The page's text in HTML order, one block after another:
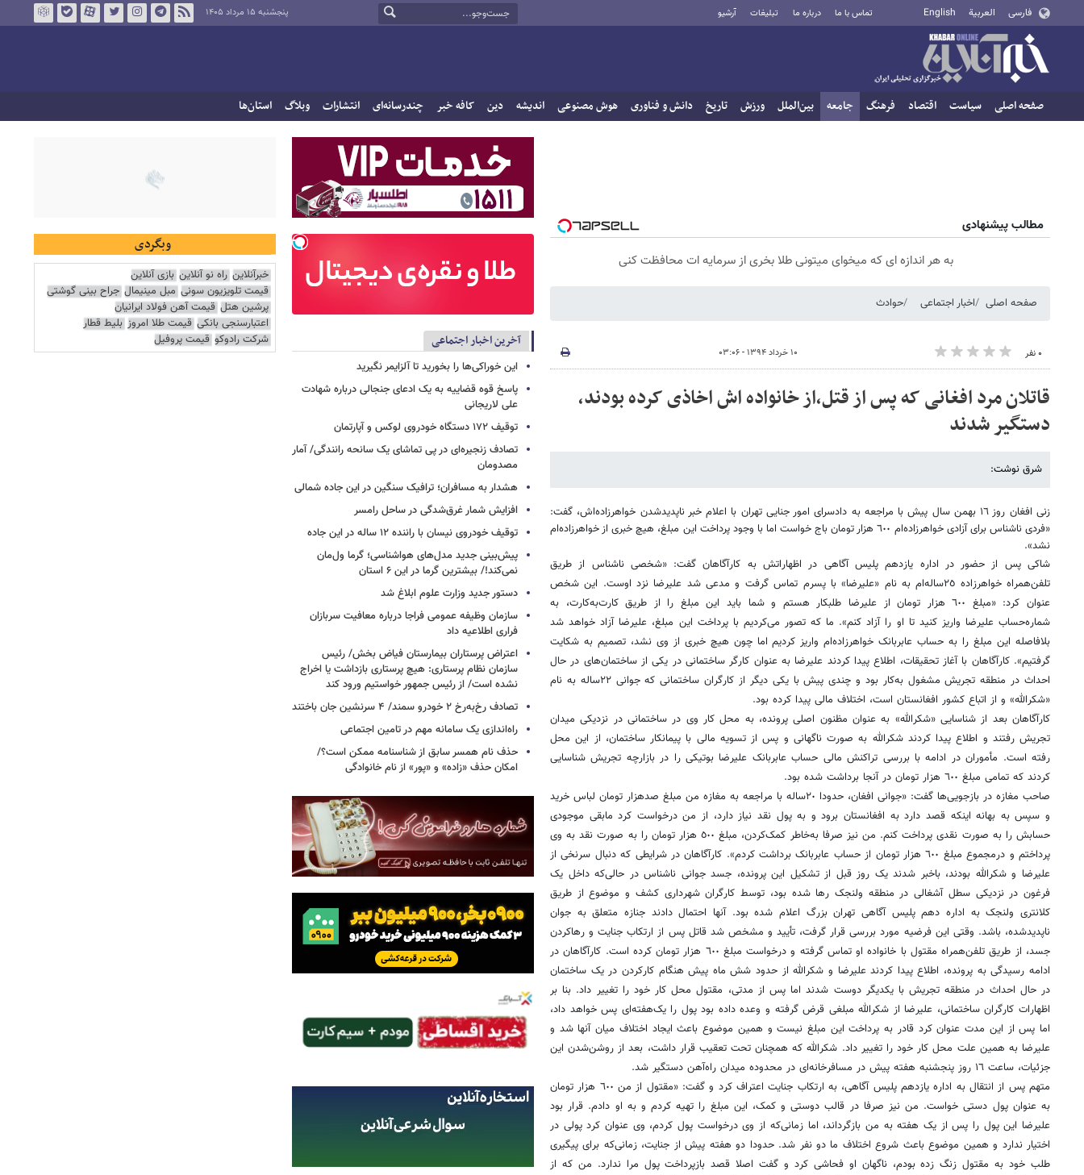
فارسی العربية English تماس با ما درباره ما تبلیغات آرشیو پنجشنبه ۱۵ مرداد ۱۴۰۵
صفحه اصلی سیاست اقتصاد فرهنگ جامعه بین‌الملل ورزش تاریخ دانش و فناوری هوش مصنوعی اندیشه دین کافه خبر چندرسانه‌ای انتشارات وبلاگ استان‌ها
مطالب پیشنهادی
به هر اندازه ای که میخوای میتونی طلا بخری از سرمایه ات محافظت کنی
صفحه اصلی اخبار اجتماعی حوادث
۰ نفر ۱۰ خرداد ۱۳۹۴ - ۰۳:۰۶
قاتلان مرد افغانی که پس از قتل،از خانواده اش اخاذی کرده بودند،
دستگیر شدند
شرق نوشت:
زنی افغان روز ١٦ بهمن سال پیش با مراجعه به دادسرای امور جنایی تهران با اعلام خبر ناپدیدشدن خواهرزاده‌اش، گفت:
«فردی ناشناس برای آزادی خواهرزاده‌ام ٦٠٠ هزار تومان باج خواست اما با وجود پرداخت این مبلغ، هیچ خبری از خواهرزاده‌ام
نشد».
شاکی پس از حضور در اداره یازدهم پلیس آگاهی در اظهاراتش به کارآگاهان گفت: «شخصی ناشناس از طریق
تلفن‌همراه خواهرزاده ٢٥ساله‌ام به نام «علیرضا» با پسرم تماس گرفت و مدعی شد علیرضا نزد اوست. این شخص
عنوان کرد: «مبلغ ٦٠٠ هزار تومان از علیرضا طلبکار هستم و شما باید این مبلغ را از طریق کارت‌به‌کارت، به
شماره‌حساب علیرضا واریز کنید تا او را آزاد کنم». ما که تصور می‌کردیم با پرداخت این مبلغ، علیرضا آزاد خواهد شد
بلافاصله این مبلغ را به حساب عابربانک خواهرزاده‌ام واریز کردیم اما چون هیچ خبری از وی نشد، تصمیم به شکایت
گرفتیم». کارآگاهان با آغاز تحقیقات، اطلاع پیدا کردند علیرضا به عنوان کارگر ساختمانی در یکی از ساختمان‌های در حال
احداث در منطقه تجریش مشغول به‌کار بود و چندی پیش با یکی دیگر از کارگران ساختمانی که جوانی ٢٢ساله به نام
«شکرالله» و از اتباع کشور افغانستان است، اختلاف مالی پیدا کرده بود.
کارآگاهان بعد از شناسایی «شکرالله» به عنوان مظنون اصلی پرونده، به محل کار وی در ساختمانی در نزدیکی میدان
تجریش رفتند و اطلاع پیدا کردند شکرالله به صورت ناگهانی و پس از تسویه مالی با پیمانکار ساختمان، از این محل
رفته است. مأموران در ادامه با بررسی تراکنش مالی حساب عابربانک علیرضا بوتیکی را در بازارچه تجریش شناسایی
کردند که تمامی مبلغ ٦٠٠ هزار تومان در آنجا برداشت شده بود.
صاحب مغازه در بازجویی‌ها گفت: «جوانی افغان، حدودا ٢٠ساله با مراجعه به مغازه من مبلغ صدهزار تومان لباس خرید
و سپس به بهانه اینکه قصد دارد به افغانستان برود و به پول نقد نیاز دارد، از من درخواست کرد مابقی موجودی
حسابش را به صورت نقدی پرداخت کنم. من نیز صرفا به‌خاطر کمک‌کردن، مبلغ ٥٠٠ هزار تومان را به صورت نقد به وی
پرداختم و درمجموع مبلغ ٦٠٠ هزار تومان از حساب عابربانک برداشت کردم». کارآگاهان در شرایطی که دنبال سرنخی از
علیرضا و شکرالله بودند، باخبر شدند یک روز قبل از تشکیل این پرونده، جسد جوانی ناشناس در حالی‌که داخل یک
فرغون در نزدیکی سطل آشغالی در منطقه ولنجک رها شده بود، توسط کارگران شهرداری کشف و موضوع از طریق
کلانتری ولنجک به اداره دهم پلیس آگاهی تهران بزرگ اعلام شده بود. آنها احتمال دادند جنازه متعلق به جوان
ناپدیدشده، باشد. وقتی این فرضیه مورد بررسی قرار گرفت، تأیید و مشخص شد قاتل پس از ارتکاب جنایت و رهاکردن
جسد، از طریق تلفن‌همراه مقتول با خانواده او تماس گرفته و درخواست مبلغ ٦٠٠ هزار تومان کرده است. کارآگاهان در
ادامه رسیدگی به پرونده، اطلاع پیدا کردند علیرضا و شکرالله از حدود شش ماه پیش هنگام کارکردن در یک ساختمان
در حال احداث در منطقه تجریش با یکدیگر دوست شدند اما پس از مدتی، مقتول محل کار خود را تغییر داد. بنا بر
اظهارات کارگران ساختمانی، علیرضا از شکرالله مبلغی قرض گرفته و وعده داده بود پول را یک‌هفته‌ای پس خواهد داد،
اما پس از این مدت عنوان کرد قادر به پرداخت این مبلغ نیست و همین موضوع باعث ایجاد اختلاف میان آنها شد و
علیرضا به همین علت محل کار خود را تغییر داد. شکرالله که همچنان تحت تعقیب قرار داشت، بعد از روشن‌شدن این
جزئیات، ساعت ١٦ روز پنجشنبه هفته پیش در مسافرخانه‌ای در محدوده میدان راه‌آهن دستگیر شد.
متهم پس از انتقال به اداره یازدهم پلیس آگاهی، به ارتکاب جنایت اعتراف کرد و گفت: «مقتول از من ٦٠٠ هزار تومان
به عنوان پول دستی خواست. من نیز صرفا در قالب دوستی و کمک، این مبلغ را تهیه کردم و به او دادم. قرار بود
علیرضا این پول را پس از یک هفته به من بازگرداند، اما زمانی‌که از وی درخواست پول کردم، وی عنوان کرد پولی در
اختیار ندارد و همین موضوع باعث شروع اختلاف ما دو نفر شد. حدودا دو هفته پیش از جنایت، زمانی‌که برای پیگیری
طلب خود به مقتول زنگ زده بودم، ناگهان او فحاشی‌ کرد و گفت اصلا قصد بازپرداخت پول مرا ندارد. من که از
آخرین اخبار اجتماعی
این خوراکی‌ها را بخورید تا آلزایمر نگیرید
پاسخ قوه قضاییه به یک ادعای جنجالی درباره شهادت
علی لاریجانی
توقیف ۱۷۲ دستگاه خودروی لوکس و آپارتمان
تصادف زنجیره‌ای در پی تماشای یک سانحه رانندگی/ آمار
مصدومان
هشدار به مسافران؛ ترافیک سنگین در این جاده شمالی
افزایش شمار غرق‌شدگی در ساحل رامسر
توقیف خودروی نیسان با راننده ۱۲ ساله در این جاده
پیش‌بینی جدید مدل‌های هواشناسی؛ گرما ول‌مان
نمی‌کند!/ بیشترین گرما در این ۶ استان
دستور جدید وزارت علوم ابلاغ شد
سازمان وظیفه عمومی فراجا درباره معافیت سربازان
فراری اطلاعیه داد
اعتراض پرستاران بیمارستان فیاض بخش/ رئیس
سازمان نظام پرستاری: هیچ پرستاری بازداشت یا اخراج
نشده است/ از رئیس جمهور خواستیم ورود کند
تصادف رخ‌به‌رخ ۲ خودرو سمند/ ۴ سرنشین جان باختند
راه‌اندازی یک سامانه مهم در تامین اجتماعی
حذف نام همسر سابق از شناسنامه ممکن است؟/
امکان حذف «زاده» و «پور» از نام خانوادگی
وبگردی
خبرآنلاین راه نو آنلاین بازی آنلاین
قیمت تلویزیون سونی مبل مینیمال جراح بینی گوشتی
پرشین هتل قیمت آهن فولاد ایرانیان
اعتبارسنجی بانکی قیمت طلا امروز بلیط قطار
شرکت رادوکو قیمت پروفیل